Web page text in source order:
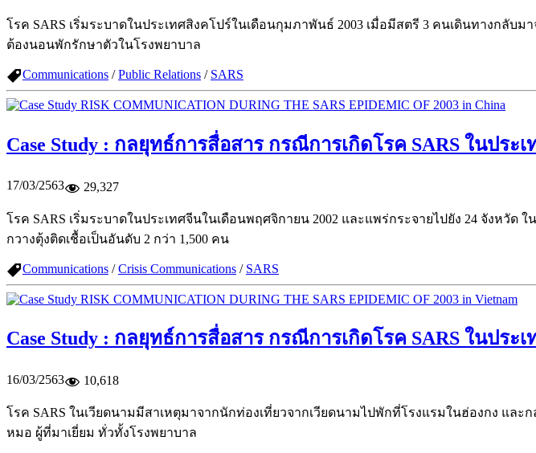
โรค SARS เริ่มระบาดในประเทศสิงคโปร์ในเดือนกุมภาพันธ์ 2003 เมื่อมีสตรี 3 คนเดินทางกลั
ต้องนอนพักรักษาตัวในโรงพยาบาล
Communications /Public Relations / SARS
Case Study : กลยุทธ์การสื่อสาร กรณีการเกิดโรค SARS ในประเ
17/03/2563 29,327
โรค SARS เริ่มระบาดในประเทศจีนในเดือนพฤศจิกายน 2002 และแพร่กระจายไปยัง 24 จังหวั
กวางตุ้งติดเชื้อเป็นอันดับ 2 กว่า 1,500 คน
Communications /Crisis Communications / SARS
Case Study : กลยุทธ์การสื่อสาร กรณีการเกิดโรค SARS ในประเ
16/03/2563 10,618
โรค SARS ในเวียดนามมีสาเหตุมาจากนักท่องเที่ยวจากเวียดนามไปพักที่โรงแรมในฮ่องกง แ
หมอ ผู้ที่มาเยี่ยม ทั่วทั้งโรงพยาบาล